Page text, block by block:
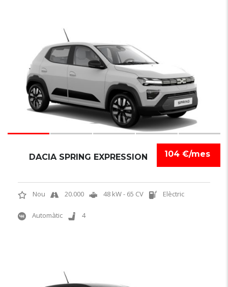
104 €/mes
DACIA SPRING EXPRESSION
Nou 20.000 48 kW - 65 CV Elèctric
Automàtic 4